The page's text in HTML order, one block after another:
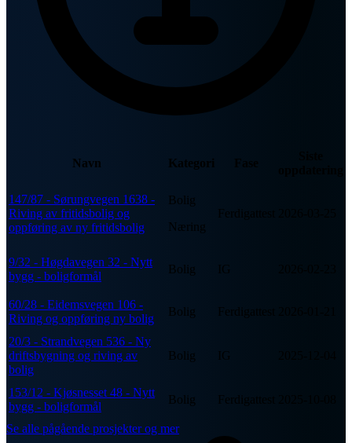
Navn Kategori Fase
147/87 - Sørungvegen 1638 -
Riving av fritidsbolig og
oppføring av ny fritidsbolig
Bolig
Næring
Ferdigattest
9/32 - Høgdavegen 32 - Nytt
bygg - boligformål
Bolig IG
60/28 - Eidemsvegen 106 -
Riving og oppføring ny bolig
Bolig Ferdigattest
20/3 - Strandvegen 536 - Ny
driftsbygning og riving av
bolig
Bolig IG
153/12 - Kjøsnesset 48 - Nytt
bygg - boligformål
Bolig Ferdigattest
Se alle pågående prosjekter og mer